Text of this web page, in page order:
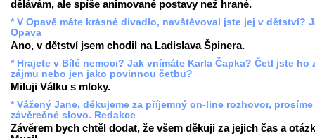
dělávám, ale spíše animované postavy než hrané.
* V Opavě máte krásné divadlo, navštěvoval jste jej v dětství?
Opava
Ano, v dětství jsem chodil na Ladislava Špinera.
* Hrajete v Bílé nemoci? Jak vnímáte Karla Čapka? Četl jste ho
zájmu nebo jen jako povinnou četbu?
Miluji Válku s mloky.
* Vážený Jane, děkujeme za příjemný on-line rozhovor, prosíme
závěrečné slovo. Redakce
Závěrem bych chtěl dodat, že všem děkuji za jejich čas a